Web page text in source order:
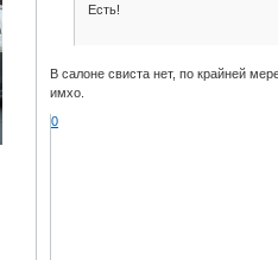
Есть!
В салоне свиста нет, по крайней
имхо.
0